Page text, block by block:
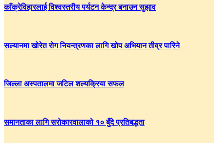
काँक्रेविहारलाई विश्वस्तरीय पर्यटन केन्द्र बनाउन सुझाव
सल्यानमा खोरेत रोग नियन्त्रणका लागि खोप अभियान तीव्र पारिने
जिल्ला अस्पतालमा जटिल शल्यक्रिया सफल
समानताका लागि सरोकारवालाको १० बुँदे प्रतिबद्धता